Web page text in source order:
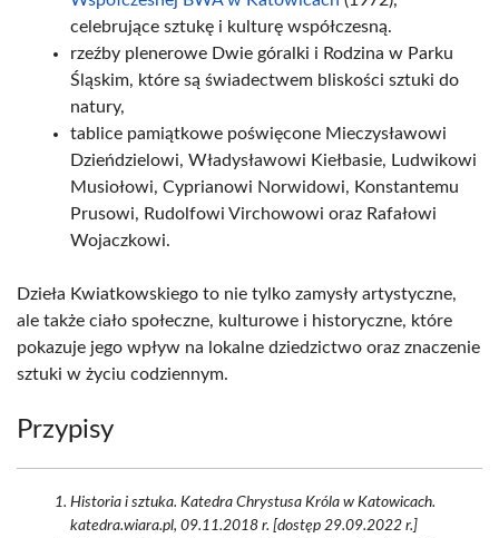
celebrujące sztukę i kulturę współczesną.
rzeźby plenerowe Dwie góralki i Rodzina w Parku
Śląskim, które są świadectwem bliskości sztuki do
natury,
tablice pamiątkowe poświęcone Mieczysławowi
Dzieńdzielowi, Władysławowi Kiełbasie, Ludwikowi
Musiołowi, Cyprianowi Norwidowi, Konstantemu
Prusowi, Rudolfowi Virchowowi oraz Rafałowi
Wojaczkowi.
Dzieła Kwiatkowskiego to nie tylko zamysły artystyczne,
ale także ciało społeczne, kulturowe i historyczne, które
pokazuje jego wpływ na lokalne dziedzictwo oraz znaczenie
sztuki w życiu codziennym.
Przypisy
Historia i sztuka. Katedra Chrystusa Króla w Katowicach.
katedra.wiara.pl, 09.11.2018 r. [dostęp 29.09.2022 r.]